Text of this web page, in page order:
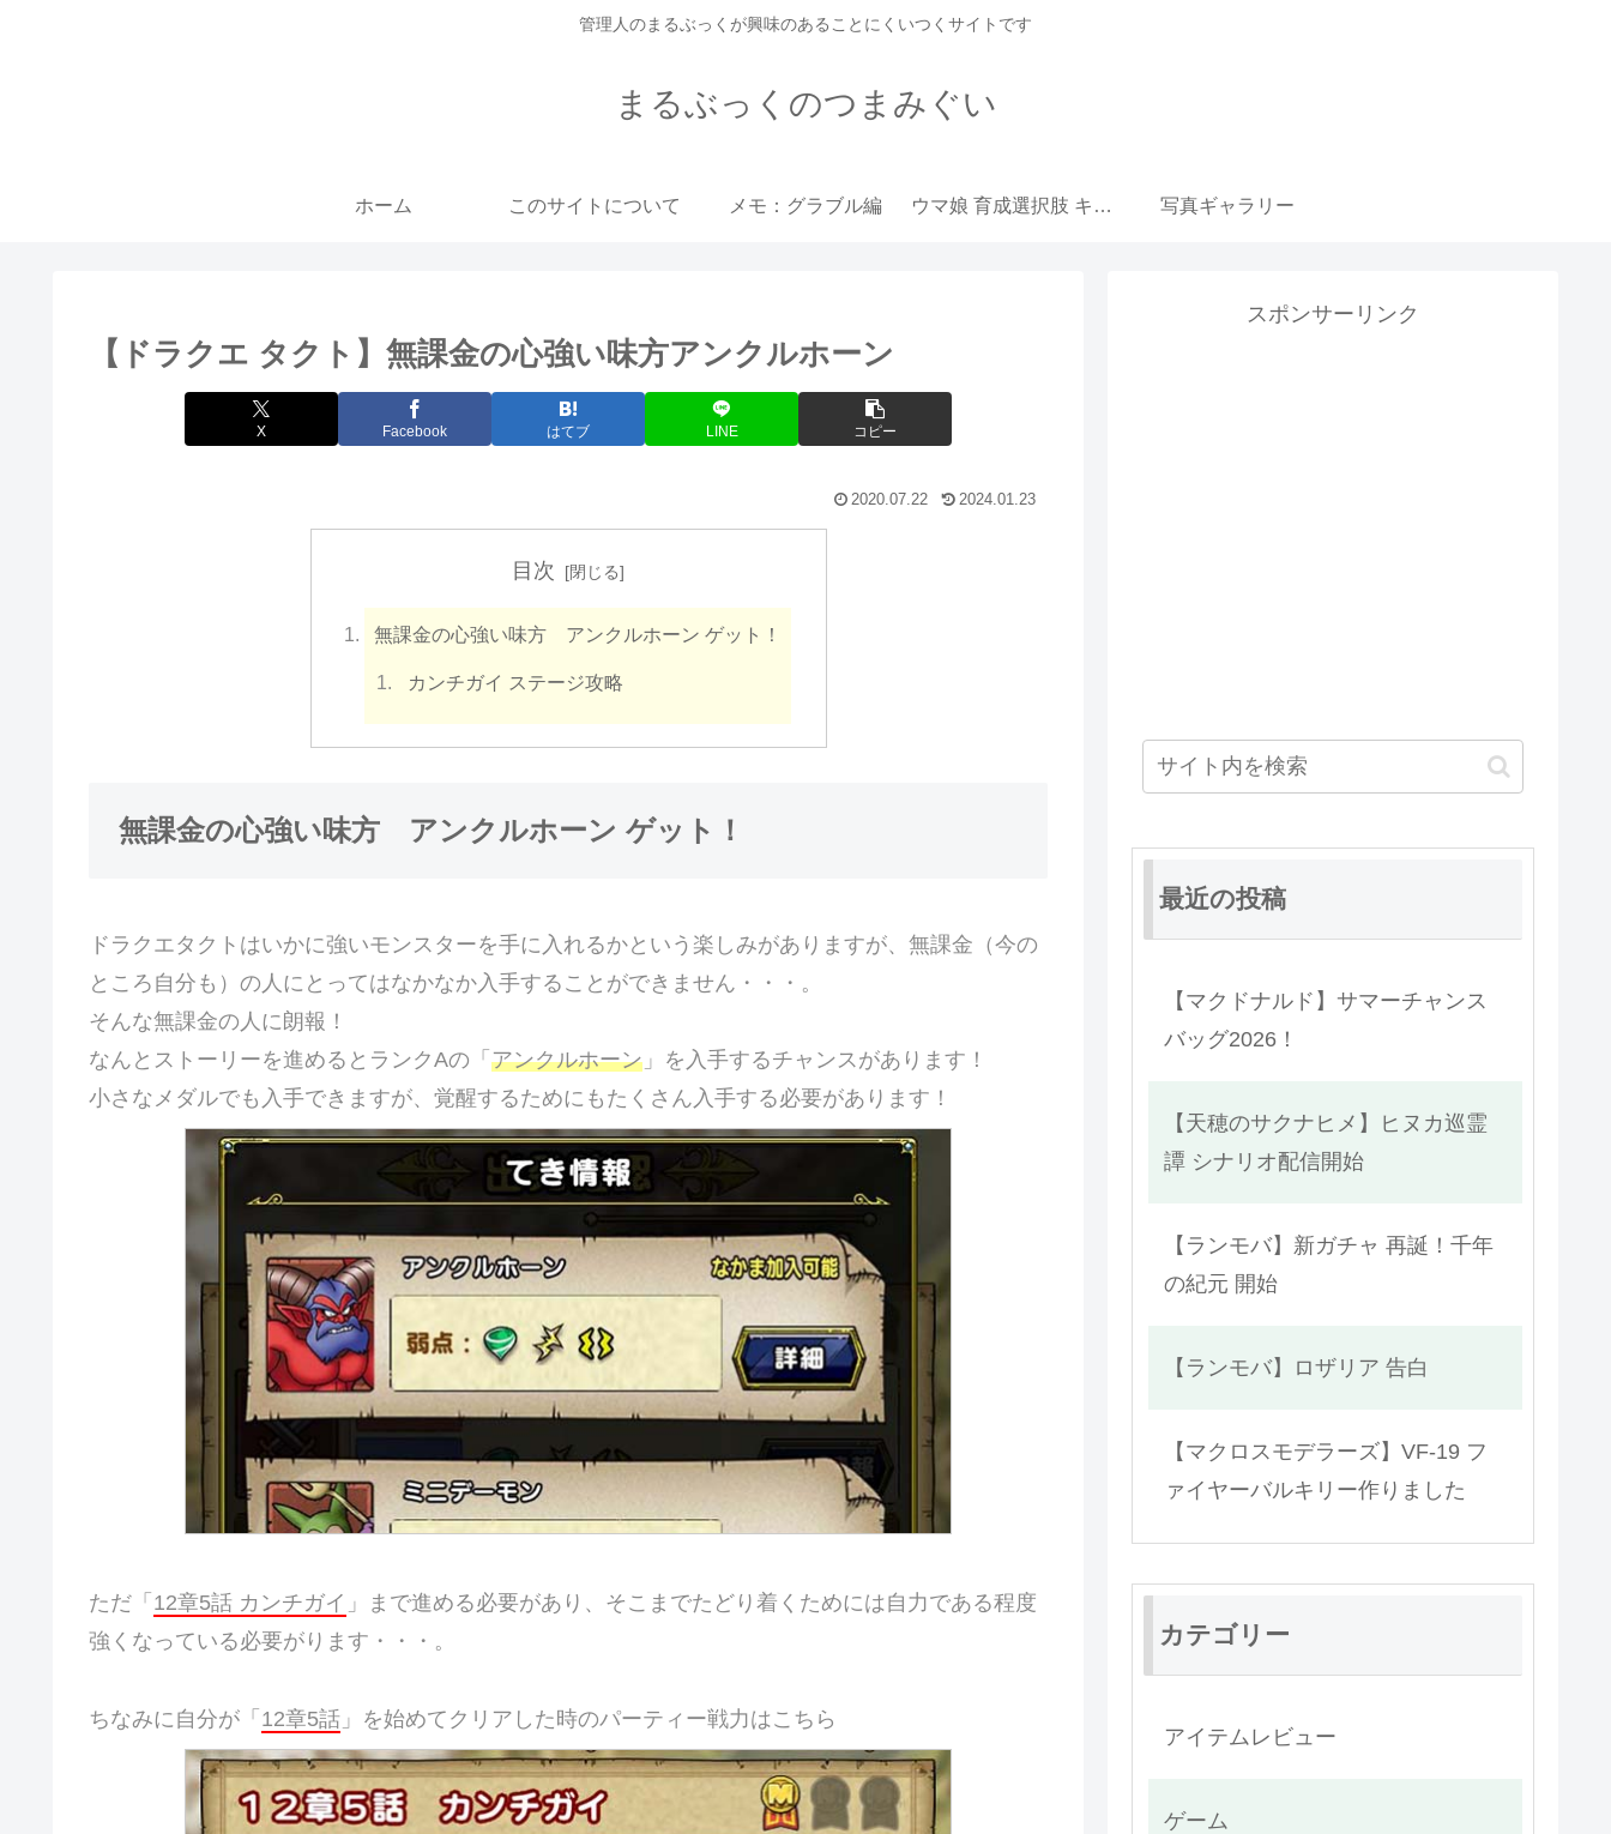
管理人のまるぶっくが興味のあることにくいつくサイトです
まるぶっくのつまみぐい
ホーム このサイトについて メモ：グラブル編 ウマ娘 育成選択肢 キャラ一覧リンク集 写真ギャラリー
【ドラクエ タクト】無課金の心強い味方アンクルホーン
X Facebook はてブ LINE コピー
2020.07.22 2024.01.23
目次
無課金の心強い味方 アンクルホーン ゲット！
カンチガイ ステージ攻略
無課金の心強い味方 アンクルホーン ゲット！
ドラクエタクトはいかに強いモンスターを手に入れるかという楽しみがありますが、無課金（今の
ところ自分も）の人にとってはなかなか入手することができません・・・。
そんな無課金の人に朗報！
なんとストーリーを進めるとランクAの「 アンクルホーン 」を入手するチャンスがあります！
小さなメダルでも入手できますが、覚醒するためにもたくさん入手する必要があります！
ただ「 12章5話 カンチガイ 」まで進める必要があり、そこまでたどり着くためには自力である程度
強くなっている必要がります・・・。
ちなみに自分が「 12章5話 」を始めてクリアした時のパーティー戦力はこちら
スポンサーリンク
最近の投稿
【マクドナルド】サマーチャンス
バッグ2026！
【天穂のサクナヒメ】ヒヌカ巡霊
譚 シナリオ配信開始
【ランモバ】新ガチャ 再誕！千年
の紀元 開始
【ランモバ】ロザリア 告白
【マクロスモデラーズ】VF-19 フ
ァイヤーバルキリー作りました
カテゴリー
アイテムレビュー
ゲーム